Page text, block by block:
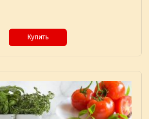
Купить